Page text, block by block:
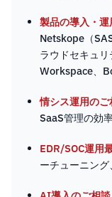
製品の導入・
Netskope（
ラウドセキュ
Workspace、
情シス運用のご
SaaS管理の効
EDR/SOC運用
ーチューニン